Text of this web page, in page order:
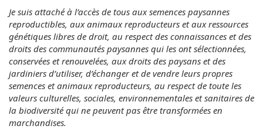
Je suis attaché à l’accès de tous aux semences paysannes
reproductibles, aux animaux reproducteurs et aux ressources
génétiques libres de droit, au respect des connaissances et des
droits des communautés paysannes qui les ont sélectionnées,
conservées et renouvelées, aux droits des paysans et des
jardiniers d’utiliser, d’échanger et de vendre leurs propres
semences et animaux reproducteurs, au respect de toute les
valeurs culturelles, sociales, environnementales et sanitaires de
la biodiversité qui ne peuvent pas être transformées en
marchandises.